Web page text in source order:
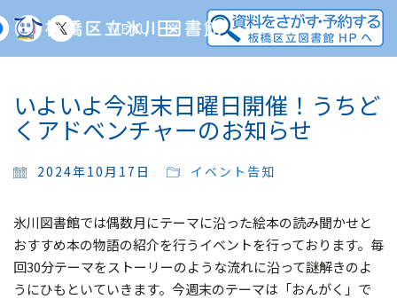
MENU
いよいよ今週末日曜日開催！うちど
くアドベンチャーのお知らせ
2024年10月17日 イベント告知
氷川図書館では偶数月にテーマに沿った絵本の読み聞かせと
おすすめ本の物語の紹介を行うイベントを行っております。毎
回30分テーマをストーリーのような流れに沿って謎解きのよ
うにひもといていきます。今週末のテーマは「おんがく」で